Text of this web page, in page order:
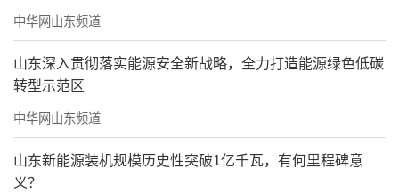
中华网山东频道
山东深入贯彻落实能源安全新战略，全力打造能源绿色低碳
转型示范区
中华网山东频道
山东新能源装机规模历史性突破1亿千瓦，有何里程碑意
义？